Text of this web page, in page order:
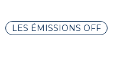
LES ÉMISSIONS OFF